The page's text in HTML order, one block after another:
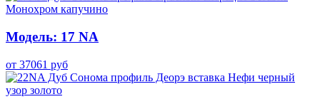
Модель: 17 NA
от 37061 руб